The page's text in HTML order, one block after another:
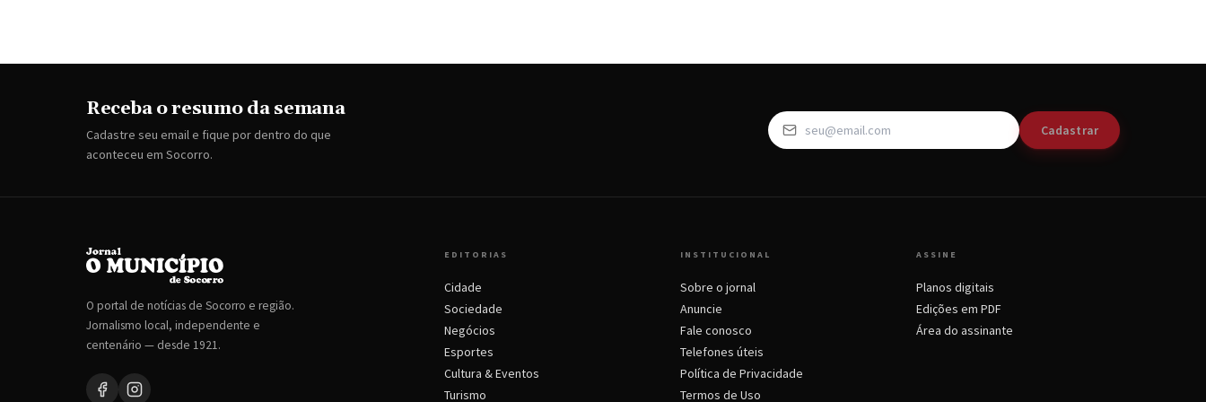
Receba o resumo da semana
Cadastre seu email e fique por dentro do que
aconteceu em Socorro.
Cadastrar
O portal de notícias de Socorro e região.
Jornalismo local, independente e
centenário — desde 1921.
EDITORIAS
Cidade
Sociedade
Negócios
Esportes
Cultura & Eventos
Turismo
INSTITUCIONAL
Sobre o jornal
Anuncie
Fale conosco
Telefones úteis
Política de Privacidade
Termos de Uso
ASSINE
Planos digitais
Edições em PDF
Área do assinante